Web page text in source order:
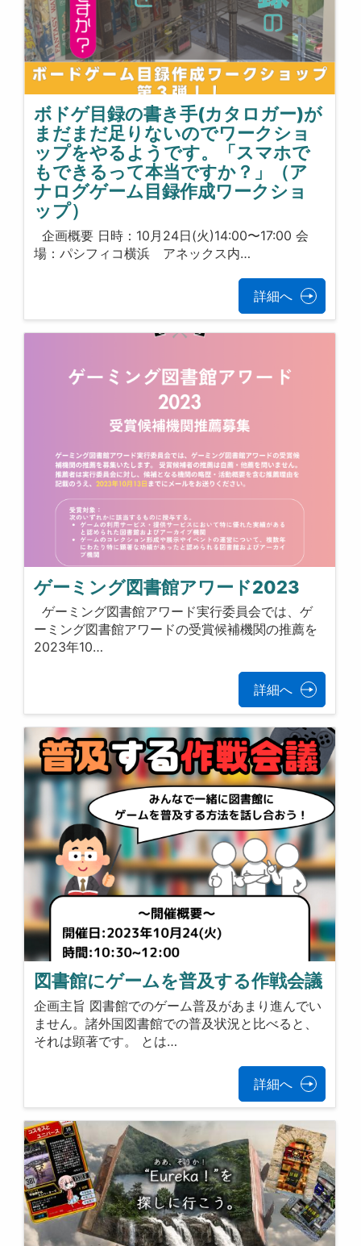
ボドゲ目録の書き手(カタロガー)が
まだまだ足りないのでワークショ
ップをやるようです。「スマホで
もできるって本当ですか？」（ア
ナログゲーム目録作成ワークショ
ップ）
企画概要 日時：10月24日(火)14:00〜17:00 会
場：パシフィコ横浜 アネックス内…
詳細へ
ゲーミング図書館アワード2023
ゲーミング図書館アワード実行委員会では、ゲ
ーミング図書館アワードの受賞候補機関の推薦を
2023年10…
詳細へ
図書館にゲームを普及する作戦会議
企画主旨 図書館でのゲーム普及があまり進んでい
ません。諸外国図書館での普及状況と比べると、
それは顕著です。 とは…
詳細へ